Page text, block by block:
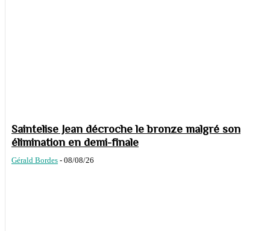
Saintelise Jean décroche le bronze malgré son
élimination en demi-finale
Gérald Bordes - 08/08/26